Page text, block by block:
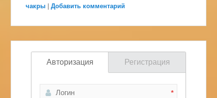
чакры |Добавить комментарий
Авторизация Регистрация
*